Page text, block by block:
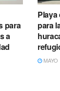
para
a
Playa
para
MAYO